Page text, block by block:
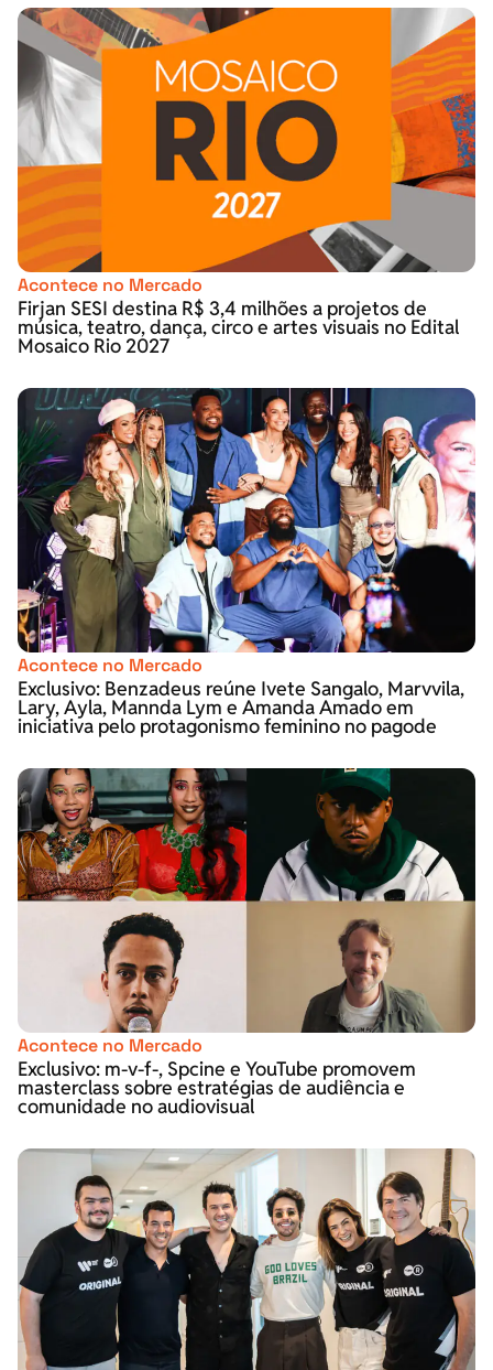
Acontece no Mercado
Firjan SESI destina R$ 3,4 milhões a projetos de
música, teatro, dança, circo e artes visuais no Edital
Mosaico Rio 2027
Acontece no Mercado
Exclusivo: Benzadeus reúne Ivete Sangalo, Marvvila,
Lary, Ayla, Mannda Lym e Amanda Amado em
iniciativa pelo protagonismo feminino no pagode
Acontece no Mercado
Exclusivo: m-v-f-, Spcine e YouTube promovem
masterclass sobre estratégias de audiência e
comunidade no audiovisual